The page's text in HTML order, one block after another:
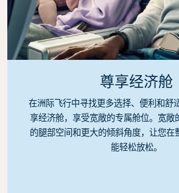
尊享经济舱
在洲际飞行中寻找更多选择、便利和舒
享经济舱，享受宽敞的专属舱位。宽敞
的腿部空间和更大的倾斜角度，让您在
能轻松放松。